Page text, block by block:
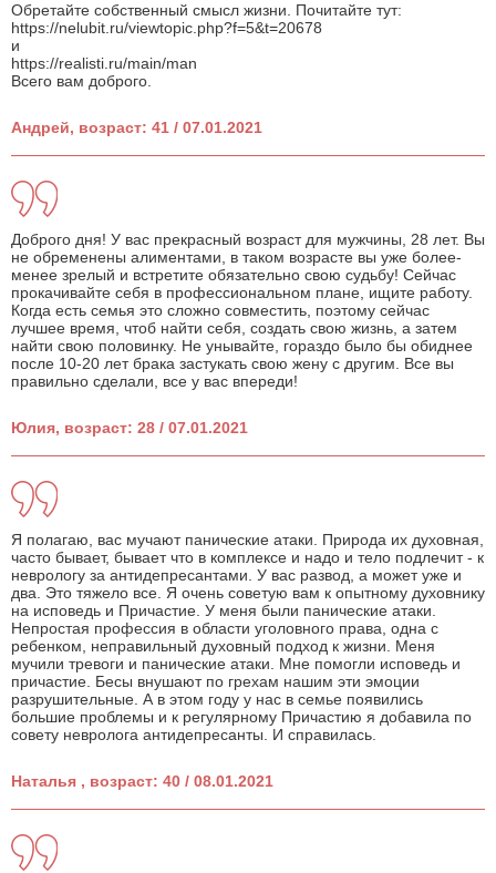
Обретайте собственный смысл жизни. Почитайте тут:
https://nelubit.ru/viewtopic.php?f=5&t=20678
и
https://realisti.ru/main/man
Всего вам доброго.
Андрей, возраст: 41 / 07.01.2021
Доброго дня! У вас прекрасный возраст для мужчины, 28 лет. Вы
не обременены алиментами, в таком возрасте вы уже более-
менее зрелый и встретите обязательно свою судьбу! Сейчас
прокачивайте себя в профессиональном плане, ищите работу.
Когда есть семья это сложно совместить, поэтому сейчас
лучшее время, чтоб найти себя, создать свою жизнь, а затем
найти свою половинку. Не унывайте, гораздо было бы обиднее
после 10-20 лет брака застукать свою жену с другим. Все вы
правильно сделали, все у вас впереди!
Юлия, возраст: 28 / 07.01.2021
Я полагаю, вас мучают панические атаки. Природа их духовная,
часто бывает, бывает что в комплексе и надо и тело подлечит - к
неврологу за антидепресантами. У вас развод, а может уже и
два. Это тяжело все. Я очень советую вам к опытному духовнику
на исповедь и Причастие. У меня были панические атаки.
Непростая профессия в области уголовного права, одна с
ребенком, неправильный духовный подход к жизни. Меня
мучили тревоги и панические атаки. Мне помогли исповедь и
причастие. Бесы внушают по грехам нашим эти эмоции
разрушительные. А в этом году у нас в семье появились
большие проблемы и к регулярному Причастию я добавила по
совету невролога антидепресанты. И справилась.
Наталья , возраст: 40 / 08.01.2021